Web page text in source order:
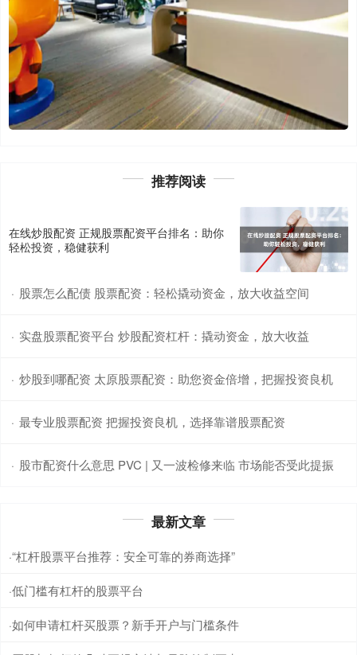
推荐阅读
在线炒股配资 正规股票配资平台排名：助你
轻松投资，稳健获利
· 股票怎么配债 股票配资：轻松撬动资金，放大收益空间
· 实盘股票配资平台 炒股配资杠杆：撬动资金，放大收益
· 炒股到哪配资 太原股票配资：助您资金倍增，把握投资良机
· 最专业股票配资 把握投资良机，选择靠谱股票配资
· 股市配资什么意思 PVC | 又一波检修来临 市场能否受此提振
最新文章
·“杠杆股票平台推荐：安全可靠的券商选择”
·低门槛有杠杆的股票平台
·如何申请杠杆买股票？新手开户与门槛条件